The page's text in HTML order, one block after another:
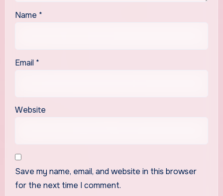
Name *
Email *
Website
Save my name, email, and website in this browser
for the next time I comment.